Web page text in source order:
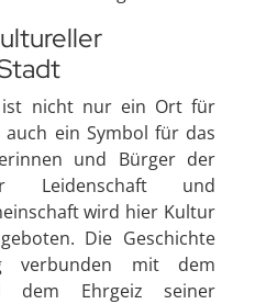
ist nicht nur ein Ort für
ein Symbol für das
und Bürger der
Leidenschaft und
wird hier Kultur
Die Geschichte
verbunden mit dem
dem Ehrgeiz seiner